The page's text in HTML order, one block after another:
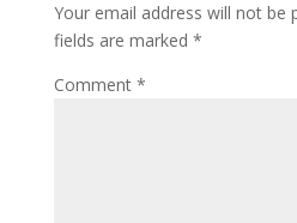
Your email address will not be
fields are marked *
Comment *